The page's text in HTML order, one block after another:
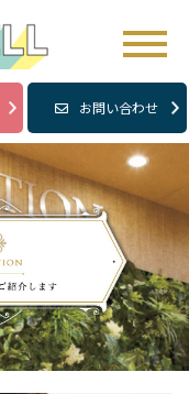
お問い合わせ